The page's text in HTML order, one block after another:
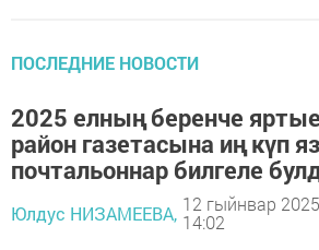
ПОСЛЕДНИЕ НОВОСТИ
2025 елның беренче
район газетасына иң күп
почтальоннар билгеле
Юлдус НИЗАМЕЕВА, 12 гыйнвар
14:02